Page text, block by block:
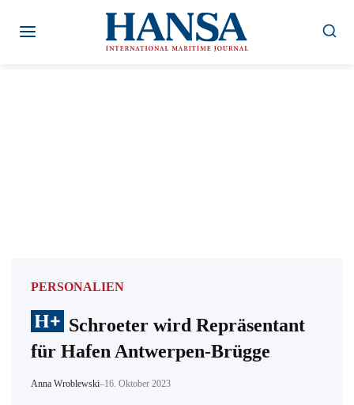
Inhalt
PERSONALIEN
Schroeter wird Repräsentant
für Hafen Antwerpen-Brügge
Anna Wroblewski–16. Oktober 2023